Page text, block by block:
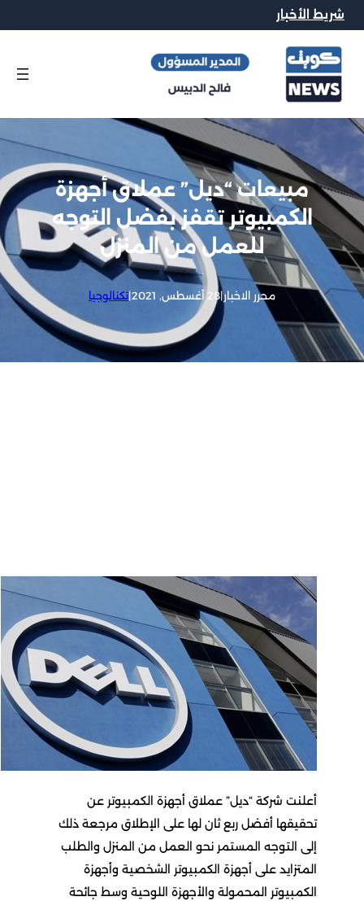
شريط الأخبار
مبيعات “ديل” عملاق أجهزة
الكمبيوتر تقفز بفضل التوجه
للعمل من المنزل
محرر الاخبار|28 أغسطس, 2021 |تكنالوجيا
أعلنت شركة “ديل” عملاق أجهزة الكمبيوتر عن
تحقيقها أفضل ربع ثان لها على الإطلاق مرجعة ذلك
إلى التوجه المستمر نحو العمل من المنزل والطلب
المتزايد على أجهزة الكمبيوتر الشخصية وأجهزة
الكمبيوتر المحمولة والأجهزة اللوحية وسط جائحة